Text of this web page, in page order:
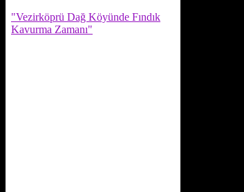
"Vezirköprü Dağ Köyünde Fındık
Kavurma Zamanı"